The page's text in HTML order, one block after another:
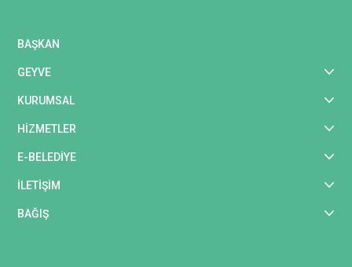
BAŞKAN
GEYVE
KURUMSAL
HİZMETLER
E-BELEDİYE
İLETİŞİM
BAĞIŞ